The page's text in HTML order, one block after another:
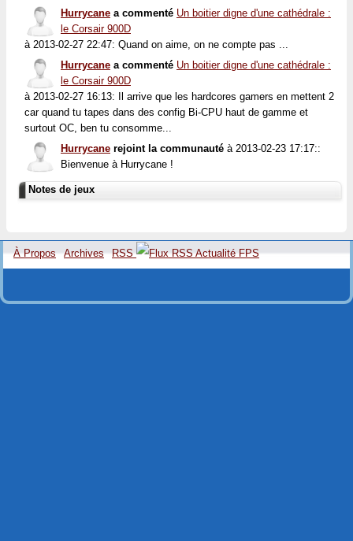
Hurrycane a commenté Un boitier digne d'une cathédrale :
le Corsair 900D
à 2013-02-27 22:47: Quand on aime, on ne compte pas ...
Hurrycane a commenté Un boitier digne d'une cathédrale :
le Corsair 900D
à 2013-02-27 16:13: Il arrive que les hardcores gamers en mettent 2
car quand tu tapes dans des config Bi-CPU haut de gamme et
surtout OC, ben tu consomme...
Hurrycane rejoint la communauté à 2013-02-23 17:17::
Bienvenue à Hurrycane !
Notes de jeux
À Propos Archives RSS